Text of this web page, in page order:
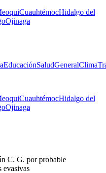
CuauhtémocHidalgo del
Ojinaga
EducaciónSaludGeneralClima
CuauhtémocHidalgo del
Ojinaga
C. G. por probable
evasivas